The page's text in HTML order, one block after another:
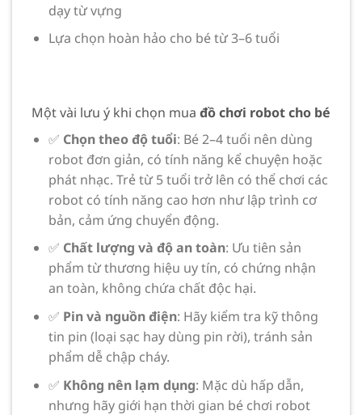
dạy từ vựng
Lựa chọn hoàn hảo cho bé từ 3–6 tuổi
Một vài lưu ý khi chọn mua đồ chơi robot cho bé
✅ Chọn theo độ tuổi: Bé 2–4 tuổi nên dùng
robot đơn giản, có tính năng kể chuyện hoặc
phát nhạc. Trẻ từ 5 tuổi trở lên có thể chơi các
robot có tính năng cao hơn như lập trình cơ
bản, cảm ứng chuyển động.
✅ Chất lượng và độ an toàn: Ưu tiên sản
phẩm từ thương hiệu uy tín, có chứng nhận
an toàn, không chứa chất độc hại.
✅ Pin và nguồn điện: Hãy kiểm tra kỹ thông
tin pin (loại sạc hay dùng pin rời), tránh sản
phẩm dễ chập cháy.
✅ Không nên lạm dụng: Mặc dù hấp dẫn,
nhưng hãy giới hạn thời gian bé chơi robot